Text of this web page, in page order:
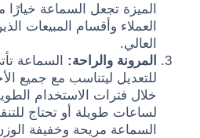
الميزة تجعل السماعة
العملاء وأقسام المبيعات
العالي.
المرونة والراحة: السماعة
للتعديل ليتناسب مع جميع
خلال فترات الاستخدام
لساعات طويلة أو تحتاج
السماعة مريحة وخفيفة